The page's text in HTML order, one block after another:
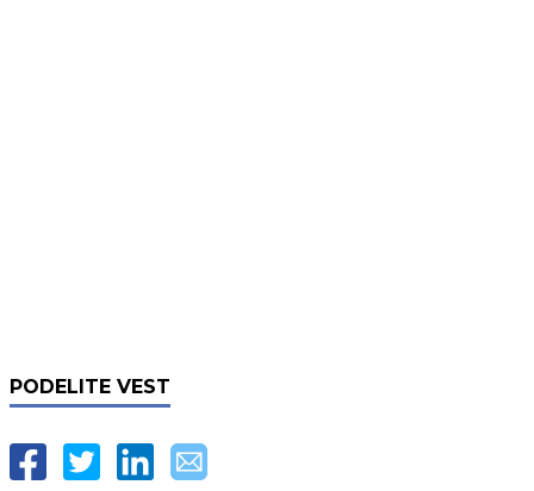
PODELITE VEST